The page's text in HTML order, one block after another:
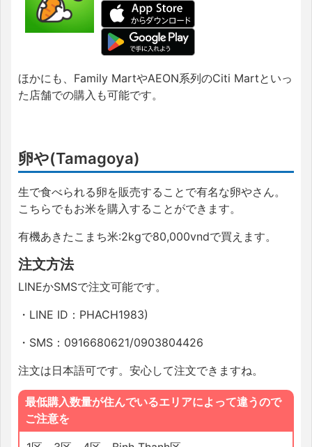
ほかにも、 Family MartやAEON系列のCiti Martといっ
た店舗での購入も可能です。
卵や(Tamagoya)
生で食べられる卵を販売することで有名な卵やさん。
こちらでもお米を購入することができます。
有機あきたこまち米:2kgで80,000vndで買えます。
注文方法
LINEかSMSで注文可能です。
・ LINE ID ： PHACH1983)
・SMS ： 0916680621/0903804426
注文は日本語可です。安心して注文できますね。
最低購入数量が住んでいるエリアによって違うので
ご注意を